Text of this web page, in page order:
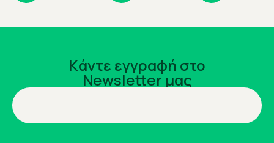
Kάντε εγγραφή στο
Newsletter μας